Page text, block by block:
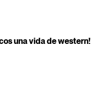
una vida de western!